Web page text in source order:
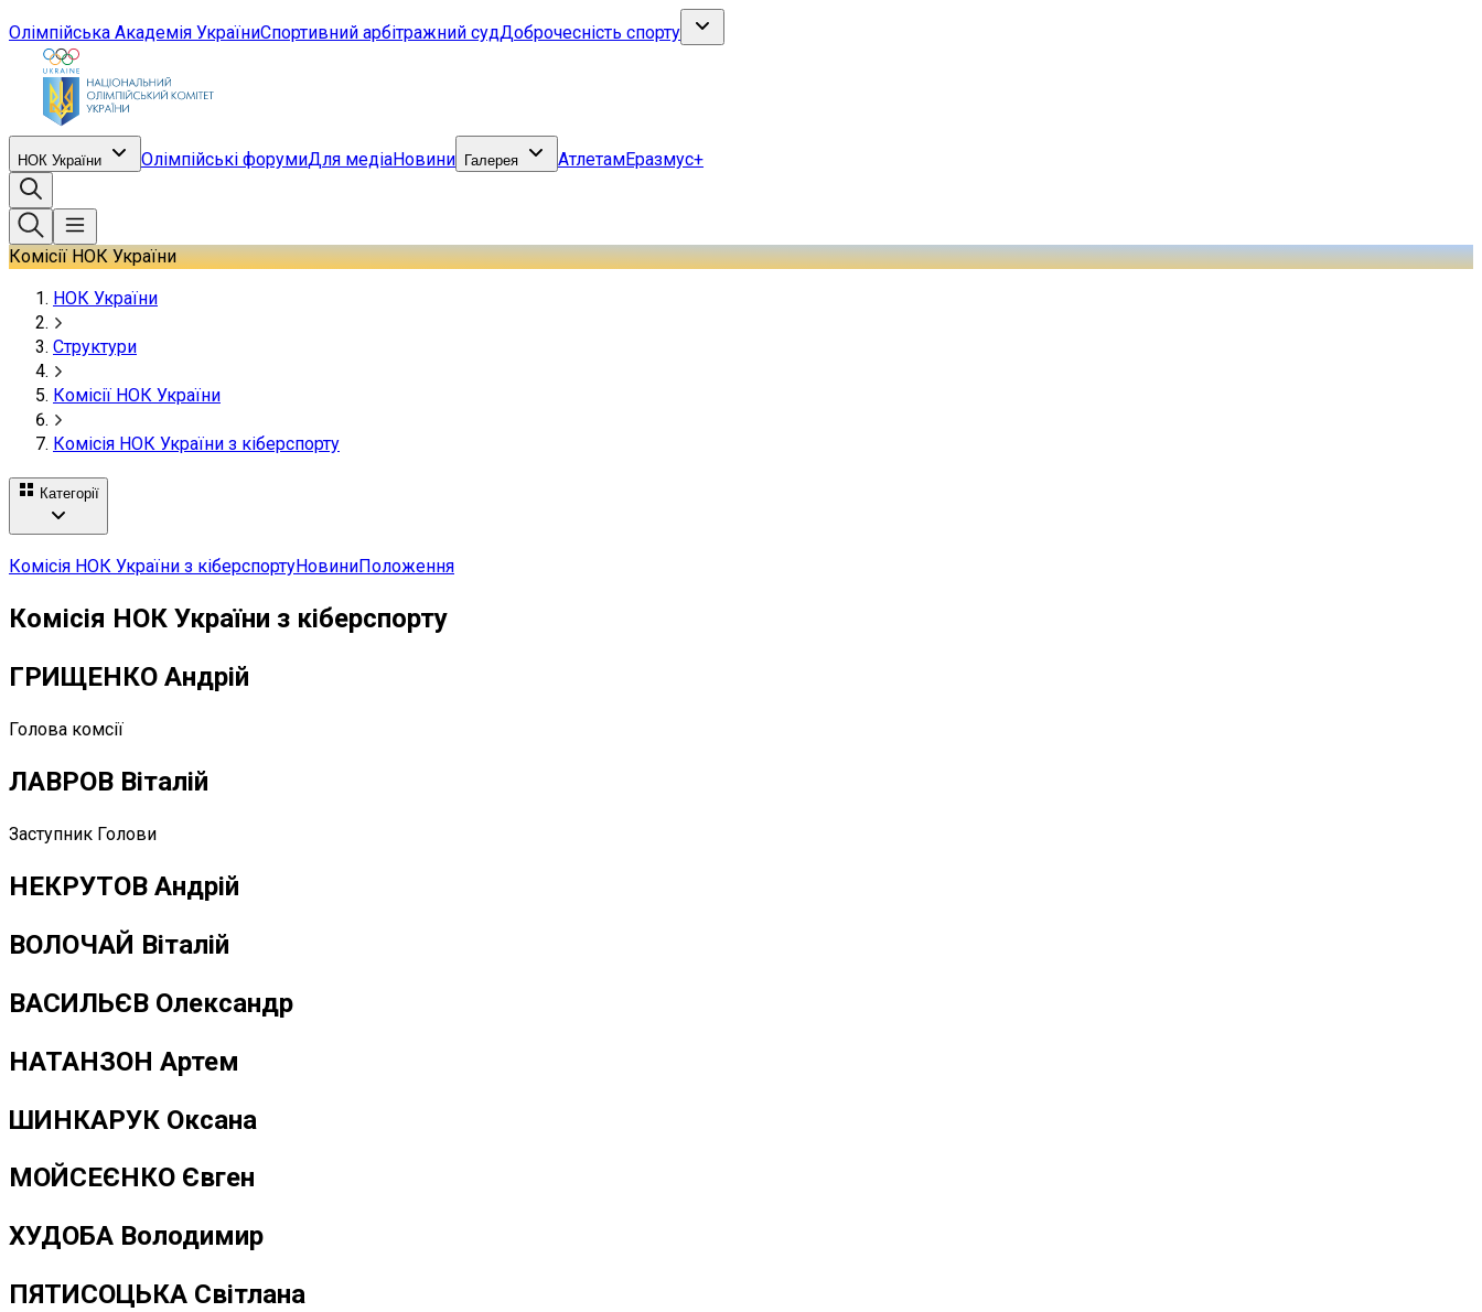
Олімпійська Академія УкраїниСпортивний арбітражний судДоброчесність спорту
НОК України Олімпійські форумиДля медіаНовини Галерея АтлетамЕразмус+
Комісії НОК України
НОК України
Структури
Комісії НОК України
Комісія НОК України з кіберспорту
Категорії
Комісія НОК України з кіберспортуНовиниПоложення
Комісія НОК України з кіберспорту
ГРИЩЕНКО Андрій
Голова комсії
ЛАВРОВ Віталій
Заступник Голови
НЕКРУТОВ Андрій
ВОЛОЧАЙ Віталій
ВАСИЛЬЄВ Олександр
НАТАНЗОН Артем
ШИНКАРУК Оксана
МОЙСЕЄНКО Євген
ХУДОБА Володимир
ПЯТИСОЦЬКА Світлана